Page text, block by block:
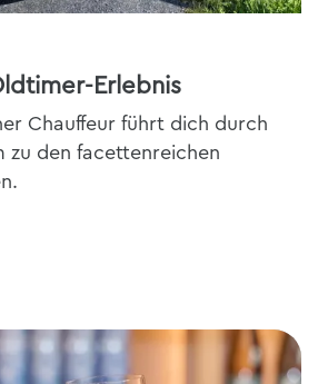
Erlebnis
Chauffeur führt dich durch
zu den facettenreichen